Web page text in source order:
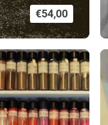
€54,00